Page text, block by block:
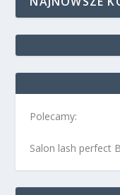
Polecamy:
Salon lash perfect